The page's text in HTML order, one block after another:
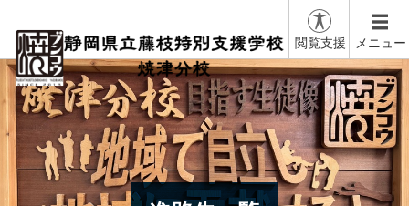
閲覧支援 メニュー